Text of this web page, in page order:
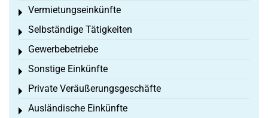
Vermietungseinkünfte
Toggle menu
Selbständige Tätigkeiten
Toggle menu
Gewerbebetriebe
Toggle menu
Sonstige Einkünfte
Toggle menu
Private Veräußerungsgeschäfte
Toggle menu
Ausländische Einkünfte
Toggle menu